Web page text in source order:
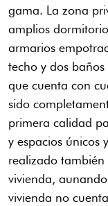
gama. La zona
amplios
armarios
techo y dos
que cuenta con
sido
primera calidad
y espacios únicos
realizado
vivienda,
vivienda no